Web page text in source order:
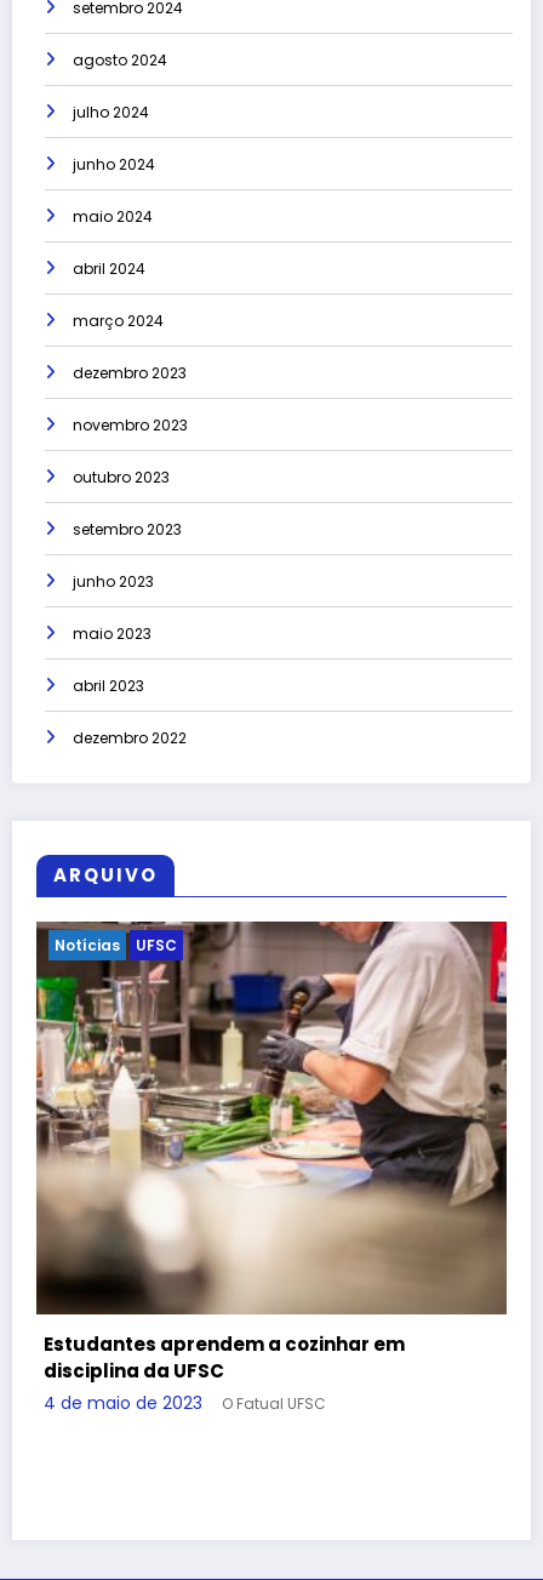
setembro 2024
agosto 2024
julho 2024
junho 2024
maio 2024
abril 2024
março 2024
dezembro 2023
novembro 2023
outubro 2023
setembro 2023
junho 2023
maio 2023
abril 2023
dezembro 2022
ARQUIVO
Esporte Notícias